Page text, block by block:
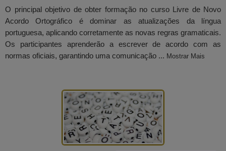
O principal objetivo de obter formação no curso Livre de Novo
Acordo Ortográfico é dominar as atualizações da língua
portuguesa, aplicando corretamente as novas regras gramaticais.
Os participantes aprenderão a escrever de acordo com as
normas oficiais, garantindo uma comunicação ... Mostrar Mais